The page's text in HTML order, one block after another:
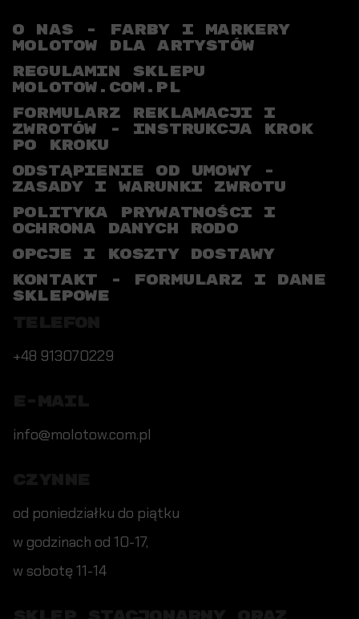
O NAS - FARBY I MARKERY
MOLOTOW DLA ARTYSTÓW
REGULAMIN SKLEPU
MOLOTOW.COM.PL
FORMULARZ REKLAMACJI I
ZWROTÓW - INSTRUKCJA KROK
PO KROKU
ODSTĄPIENIE OD UMOWY -
ZASADY I WARUNKI ZWROTU
POLITYKA PRYWATNOŚCI I
OCHRONA DANYCH RODO
OPCJE I KOSZTY DOSTAWY
KONTAKT - FORMULARZ I DANE
SKLEPOWE
+48 913070229
info@molotow.com.pl
od poniedziałku do piątku
w godzinach od 10-17,
w sobotę 11-14